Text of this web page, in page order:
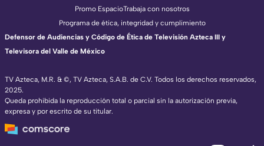
TV Azteca, M.R. & ©, TV Azteca, S.A.B. de C.V. Todos los derechos reservados,
2025.
Queda prohibida la reproducción total o parcial sin la autorización previa,
expresa y por escrito de su titular.
Promo EspacioTrabaja con nosotros
Programa de ética, integridad y cumplimiento
Defensor de Audiencias y Código de Ética de Televisión Azteca III y
Televisora del Valle de México